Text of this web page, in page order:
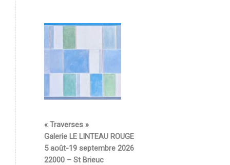
« Traverses »
Galerie LE LINTEAU ROUGE
5 août-19 septembre 2026
22000 – St Brieuc